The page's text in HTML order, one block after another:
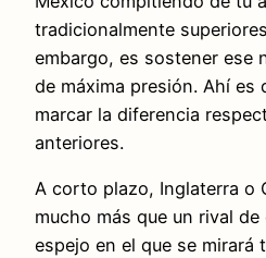
tradicionalmente
embargo, es sostener ese
de máxima presión. Ahí es
marcar la diferencia
anteriores.
A corto plazo, Inglaterra o
mucho más que un rival
espejo en el que se mirará